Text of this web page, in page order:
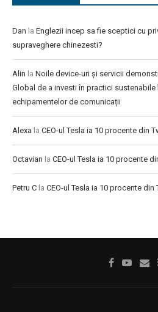
Dan la Englezii incep sa fie sceptici cu
supraveghere chinezesti?
Alin la Noile device-uri și servicii
Global de a investi în practici
echipamentelor de comunicații
Alexa la CEO-ul Tesla ia 10 procente din
Octavian la CEO-ul Tesla ia 10 procente
Petru C la CEO-ul Tesla ia 10 procente din